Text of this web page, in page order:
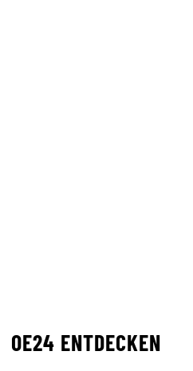
OE24 ENTDECKEN